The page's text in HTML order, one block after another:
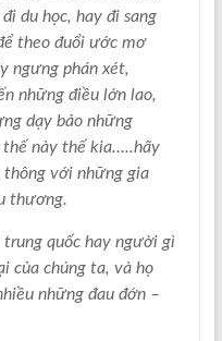
du học, hay đi sang
theo đuổi ước mơ
ngưng phán xét,
những điều lớn lao,
dạy bảo những
thế này thế kia…..hãy
với những gia
thương.
quốc hay người gì
của chúng ta, và họ
những đau đớn –